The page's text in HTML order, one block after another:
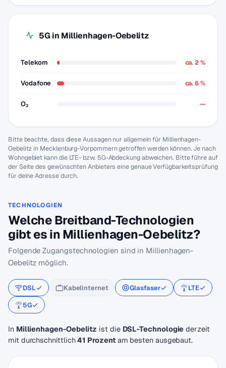
5G in Millienhagen-Oebelitz
Telekom ca. 2 %
Vodafone ca. 6 %
O₂ —
Bitte beachte, dass diese Aussagen nur allgemein für Millienhagen-
Oebelitz in Mecklenburg-Vorpommern getroffen werden können. Je nach
Wohngebiet kann die LTE- bzw. 5G-Abdeckung abweichen. Bitte führe auf
der Seite des gewünschten Anbieters eine genaue Verfügbarkeitsprüfung
für deine Adresse durch.
TECHNOLOGIEN
Welche Breitband-Technologien
gibt es in Millienhagen-Oebelitz?
Folgende Zugangstechnologien sind in Millienhagen-
Oebelitz möglich.
DSL Kabelinternet Glasfaser
LTE
5G
In Millienhagen-Oebelitz ist die DSL-Technologie derzeit
mit durchschnittlich41 Prozentam besten ausgebaut.